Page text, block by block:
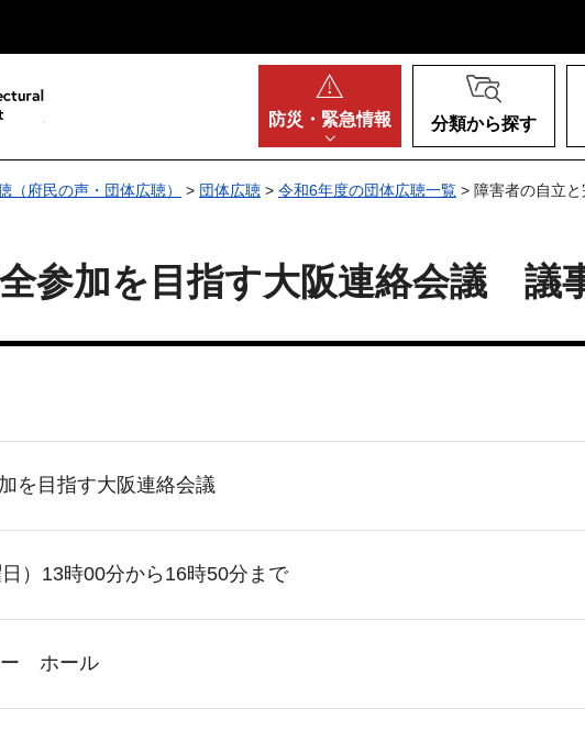
防災・ 緊急情報 分類から探す
（府民の声・団体広聴） > 団体広聴 > 令和6年度の団体広聴一覧 > 障害者の自立
参加を目指す大阪連絡会議 議
を目指す大阪連絡会議
）13時00分から16時50分まで
ー ホール